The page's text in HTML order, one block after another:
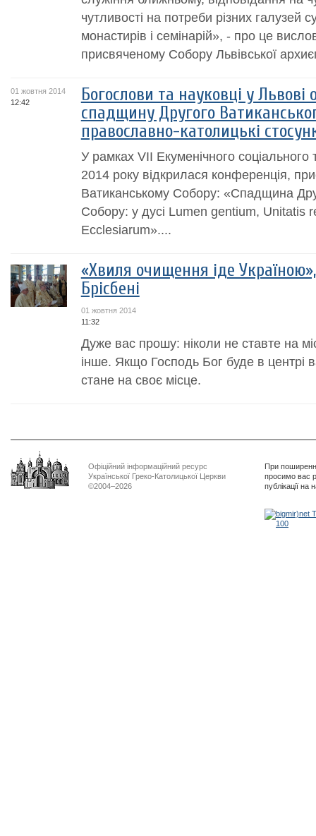
чутливості на потреби різних галузей
монастирів і семінарій», - про це
присвяченому Собору Львівської
01 жовтня 2014
12:42
Богослови та науковці у
спадщину Другого
православно-католицькі
У рамках VII Екуменічного
2014 року відкрилася конференція,
Ватиканському Собору: «Спадщина
Собору: у дусі Lumen gentium, Unitatis
Ecclesiarum»....
«Хвиля очищення iде
Брісбені
01 жовтня 2014
11:32
Дуже вас прошу: ніколи не ставте на
інше. Якщо Господь Бог буде в центрі
стане на своє місце.
Офіційний інформаційний ресурс
Української Греко-Католицької Церкви
©2004–2026
При
просимо вас
публікації на